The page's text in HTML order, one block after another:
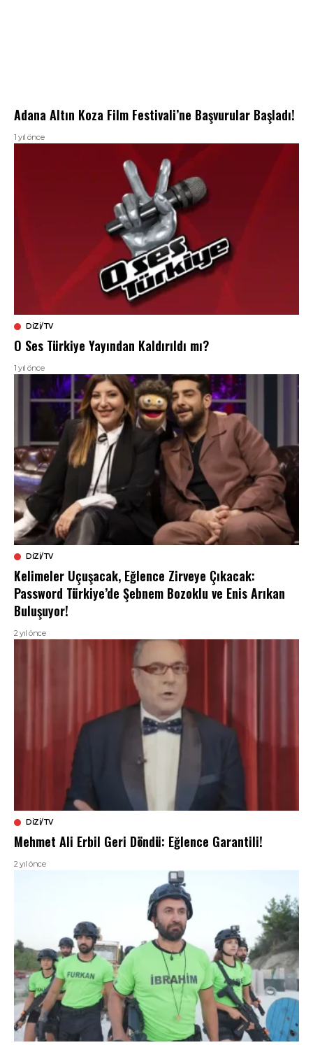
Adana Altın Koza Film Festivali’ne Başvurular Başladı!
1 yıl önce
DIZI/TV
O Ses Türkiye Yayından Kaldırıldı mı?
1 yıl önce
DIZI/TV
Kelimeler Uçuşacak, Eğlence Zirveye Çıkacak:
Password Türkiye’de Şebnem Bozoklu ve Enis Arıkan
Buluşuyor!
2 yıl önce
DIZI/TV
Mehmet Ali Erbil Geri Döndü: Eğlence Garantili!
2 yıl önce